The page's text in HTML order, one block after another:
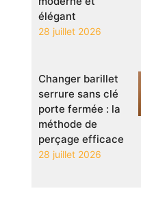
élégant
28 juillet 2026
Changer barillet
serrure sans clé
porte fermée : la
méthode de
perçage efficace
28 juillet 2026